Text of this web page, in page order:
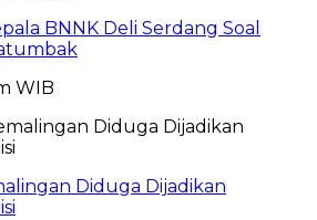
BNNK Deli Serdang Soal
WIB
Diduga Dijadikan